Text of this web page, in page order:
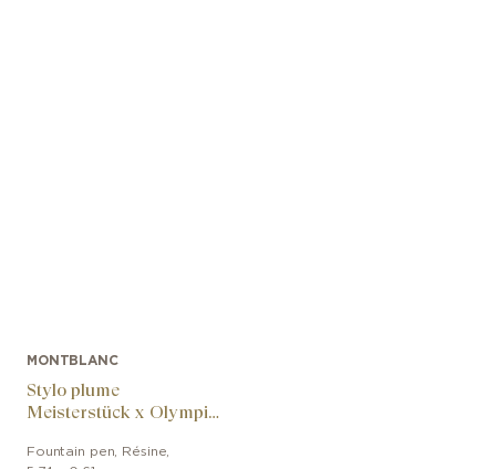
MONTBLANC
Stylo plume
Meisterstück x Olympic
LeGrand
Fountain pen Résine